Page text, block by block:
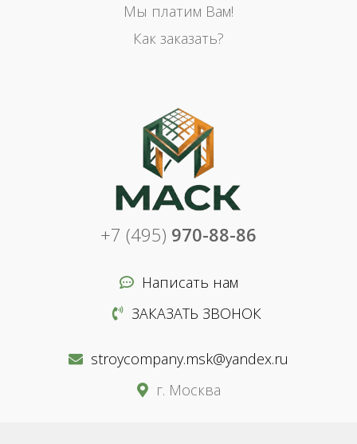
Мы платим Вам!
Как заказать?
+7 (495) 970-88-86
Написать нам
ЗАКАЗАТЬ ЗВОНОК
stroycompany.msk@yandex.ru
г. Москва